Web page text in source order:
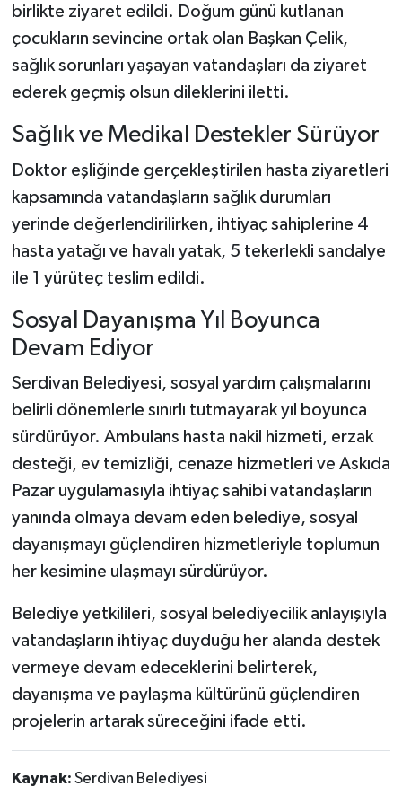
birlikte ziyaret edildi. Doğum günü kutlanan
çocukların sevincine ortak olan Başkan Çelik,
sağlık sorunları yaşayan vatandaşları da ziyaret
ederek geçmiş olsun dileklerini iletti.
Sağlık ve Medikal Destekler Sürüyor
Doktor eşliğinde gerçekleştirilen hasta ziyaretleri
kapsamında vatandaşların sağlık durumları
yerinde değerlendirilirken, ihtiyaç sahiplerine 4
hasta yatağı ve havalı yatak, 5 tekerlekli sandalye
ile 1 yürüteç teslim edildi.
Sosyal Dayanışma Yıl Boyunca
Devam Ediyor
Serdivan Belediyesi, sosyal yardım çalışmalarını
belirli dönemlerle sınırlı tutmayarak yıl boyunca
sürdürüyor. Ambulans hasta nakil hizmeti, erzak
desteği, ev temizliği, cenaze hizmetleri ve Askıda
Pazar uygulamasıyla ihtiyaç sahibi vatandaşların
yanında olmaya devam eden belediye, sosyal
dayanışmayı güçlendiren hizmetleriyle toplumun
her kesimine ulaşmayı sürdürüyor.
Belediye yetkilileri, sosyal belediyecilik anlayışıyla
vatandaşların ihtiyaç duyduğu her alanda destek
vermeye devam edeceklerini belirterek,
dayanışma ve paylaşma kültürünü güçlendiren
projelerin artarak süreceğini ifade etti.
Kaynak: Serdivan Belediyesi